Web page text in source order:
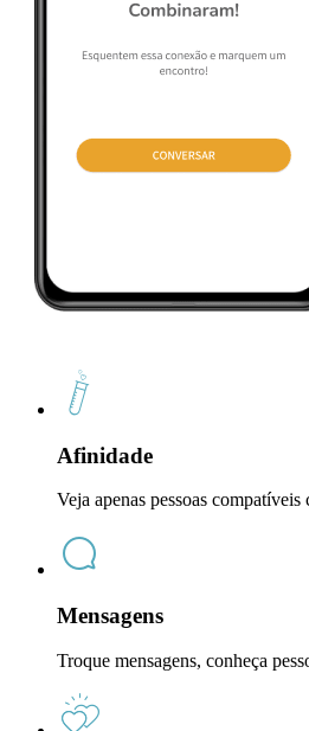
Afinidade
Veja apenas pessoas compatíveis
Mensagens
Troque mensagens, conheça